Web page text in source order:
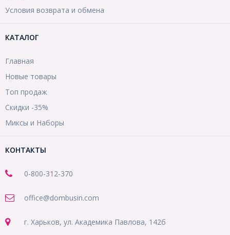
Условия возврата и обмена
КАТАЛОГ
Главная
Новые товары
Топ продаж
Скидки -35%
Миксы и Наборы
КОНТАКТЫ
0-800-312-370
office@dombusin.com
г. Харьков, ул. Академика Павлова, 142б